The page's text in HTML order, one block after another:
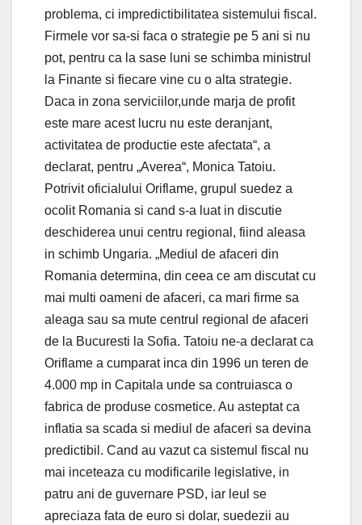
problema, ci impredictibilitatea sistemului fiscal.
Firmele vor sa-si faca o strategie pe 5 ani si nu
pot, pentru ca la sase luni se schimba ministrul
la Finante si fiecare vine cu o alta strategie.
Daca in zona serviciilor,unde marja de profit
este mare acest lucru nu este deranjant,
activitatea de productie este afectata“, a
declarat, pentru „Averea“, Monica Tatoiu.
Potrivit oficialului Oriflame, grupul suedez a
ocolit Romania si cand s-a luat in discutie
deschiderea unui centru regional, fiind aleasa
in schimb Ungaria. „Mediul de afaceri din
Romania determina, din ceea ce am discutat cu
mai multi oameni de afaceri, ca mari firme sa
aleaga sau sa mute centrul regional de afaceri
de la Bucuresti la Sofia. Tatoiu ne-a declarat ca
Oriflame a cumparat inca din 1996 un teren de
4.000 mp in Capitala unde sa contruiasca o
fabrica de produse cosmetice. Au asteptat ca
inflatia sa scada si mediul de afaceri sa devina
predictibil. Cand au vazut ca sistemul fiscal nu
mai inceteaza cu modificarile legislative, in
patru ani de guvernare PSD, iar leul se
apreciaza fata de euro si dolar, suedezii au